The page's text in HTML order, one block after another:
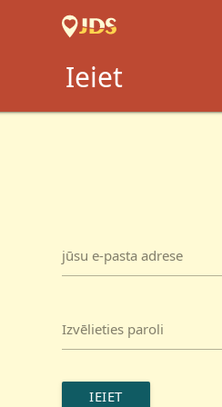
Ieiet
jūsu e-pasta adrese
Izvēlieties paroli
IEIET